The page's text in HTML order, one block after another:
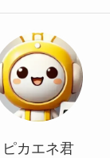
ピカエネ君